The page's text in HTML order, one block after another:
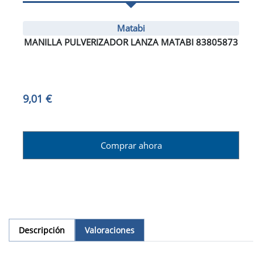
Matabi
MANILLA PULVERIZADOR LANZA MATABI 83805873
9,01 €
Comprar ahora
Descripción Valoraciones